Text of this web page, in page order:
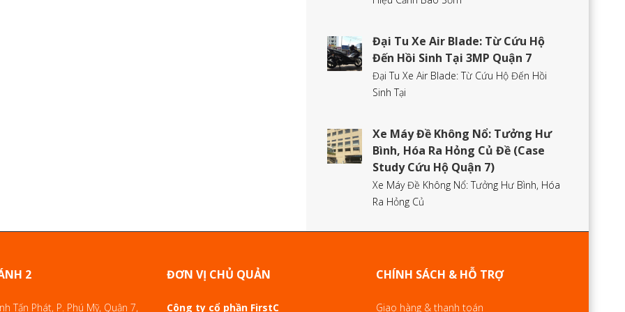
Đại Tu Xe Air Blade: Từ Cứu Hộ
Đến Hồi Sinh Tại 3MP Quận 7
Đại Tu Xe Air Blade: Từ Cứu Hộ Đến Hồi
Sinh Tại
Xe Máy Đề Không Nổ: Tưởng Hư
Bình, Hóa Ra Hỏng Củ Đề (Case
Study Cứu Hộ Quận 7)
Xe Máy Đề Không Nổ: Tưởng Hư Bình, Hóa
Ra Hỏng Củ
2
Tấn Phát, P. Phú Mỹ, Quận 7,
ĐƠN VỊ CHỦ QUẢN
Công ty cổ phần FirstC
CHÍNH SÁCH & HỖ TRỢ
Giao hàng & thanh toán